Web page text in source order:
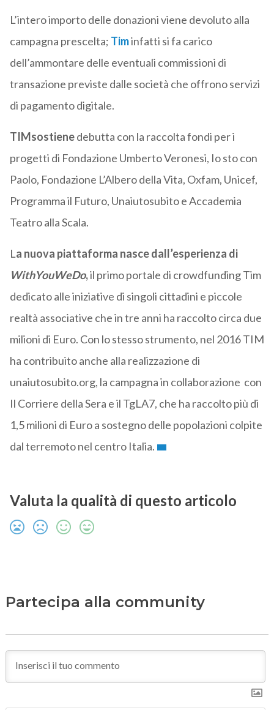
L’intero importo delle donazioni viene devoluto alla
campagna prescelta; Timinfatti si fa carico
dell’ammontare delle eventuali commissioni di
transazione previste dalle società che offrono servizi
di pagamento digitale.
TIMsostienedebutta con la raccolta fondi per i
progetti di Fondazione Umberto Veronesi, Io sto con
Paolo, Fondazione L’Albero della Vita, Oxfam, Unicef,
Programma il Futuro, Unaiutosubito e Accademia
Teatro alla Scala.
La nuova piattaforma nasce dall’esperienza di
WithYouWeDo,il primo portale di crowdfunding Tim
dedicato alle iniziative di singoli cittadini e piccole
realtà associative che in tre anni ha raccolto circa due
milioni di Euro. Con lo stesso strumento, nel 2016 TIM
ha contribuito anche alla realizzazione di
unaiutosubito.org, la campagna in collaborazione con
Il Corriere della Sera e il TgLA7, che ha raccolto più di
1,5 milioni di Euro a sostegno delle popolazioni colpite
dal terremoto nel centro Italia.
Valuta la qualità di questo articolo
Partecipa alla community